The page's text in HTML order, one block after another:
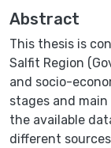
Abstract
This thesis is
Salfit Region
and socio-
stages and
the available
different